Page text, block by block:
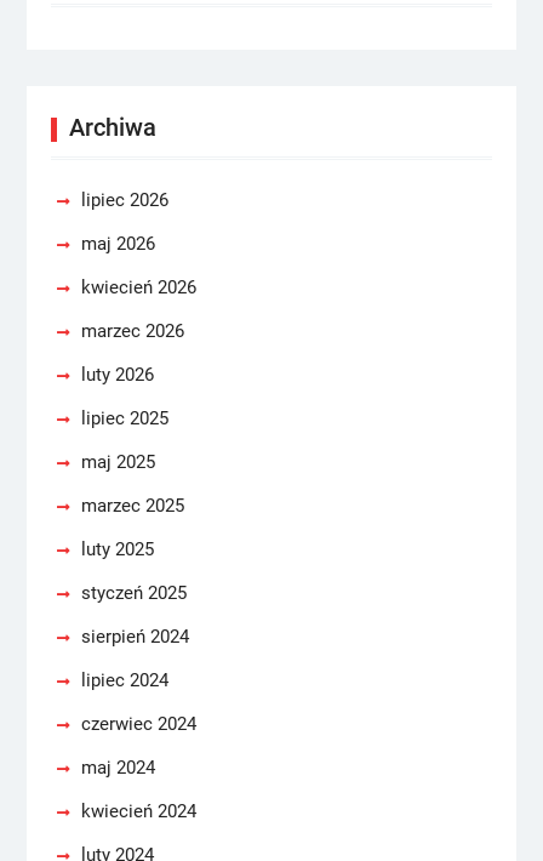
Archiwa
lipiec 2026
maj 2026
kwiecień 2026
marzec 2026
luty 2026
lipiec 2025
maj 2025
marzec 2025
luty 2025
styczeń 2025
sierpień 2024
lipiec 2024
czerwiec 2024
maj 2024
kwiecień 2024
luty 2024